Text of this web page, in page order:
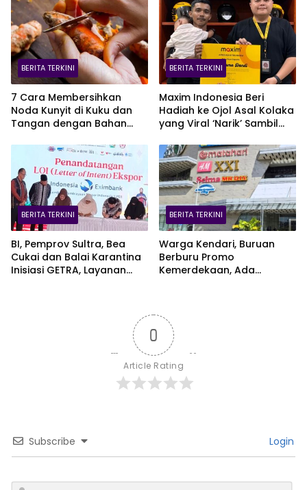
BERITA TERKINI
7 Cara Membersihkan
Noda Kunyit di Kuku dan
Tangan dengan Bahan
BERITA TERKINI
Maxim Indonesia Beri
Hadiah ke Ojol Asal Kolaka
yang Viral ‘Narik’ Sambil
BERITA TERKINI
BI, Pemprov Sultra, Bea
Cukai dan Balai Karantina
Inisiasi GETRA, Layanan
BERITA TERKINI
Warga Kendari, Buruan
Berburu Promo
Kemerdekaan, Ada
0
Article Rating
Subscribe Login